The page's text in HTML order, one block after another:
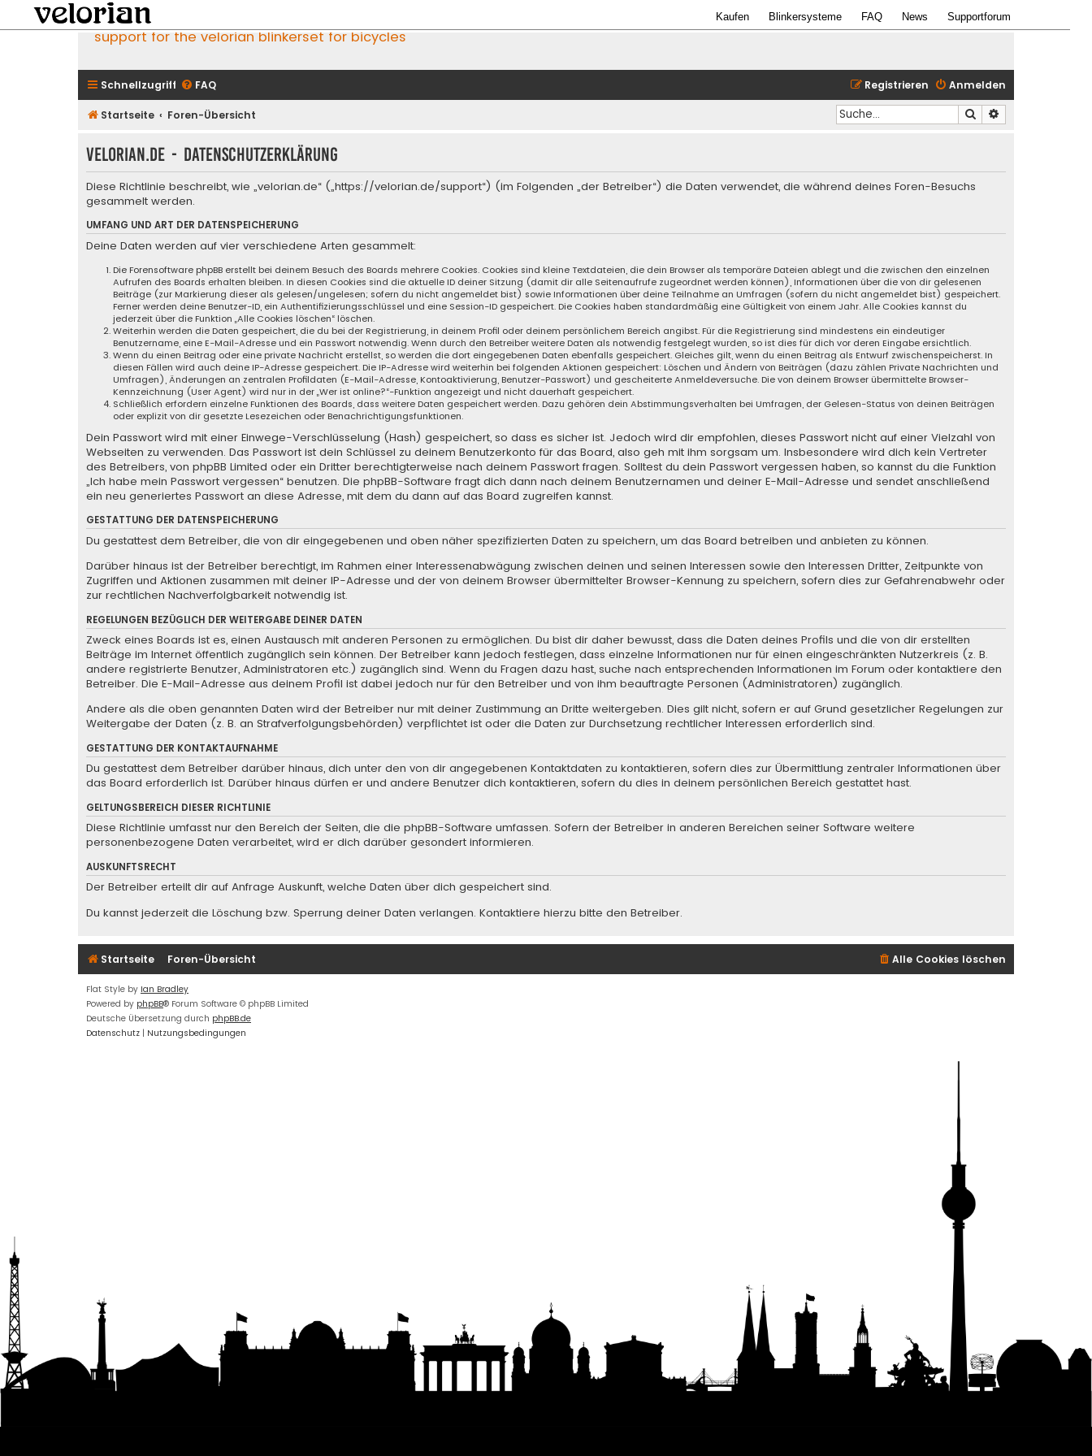
Kaufen Blinkersysteme FAQ News Supportforum
support for the velorian blinkerset for bicycles
Schnellzugriff FAQ Anmelden
Registrieren
Startseite Foren-Übersicht Suche
velorian.de - Datenschutzerklärung
Diese Richtlinie beschreibt, wie „velorian.de“ („https://velorian.de/support“) (im Folgenden „der Betreiber“) die Daten verwendet, die während deines Foren-Besuchs
gesammelt werden.
UMFANG UND ART DER DATENSPEICHERUNG
Deine Daten werden auf vier verschiedene Arten gesammelt:
Die Forensoftware phpBB erstellt bei deinem Besuch des Boards mehrere Cookies. Cookies sind kleine Textdateien, die dein Browser als temporäre Dateien ablegt und die zwischen den einzelnen
Aufrufen des Boards erhalten bleiben. In diesen Cookies sind die aktuelle ID deiner Sitzung (damit dir alle Seitenaufrufe zugeordnet werden können), Informationen über die von dir gelesenen
Beiträge (zur Markierung dieser als gelesen/ungelesen; sofern du nicht angemeldet bist) sowie Informationen über deine Teilnahme an Umfragen (sofern du nicht angemeldet bist) gespeichert.
Ferner werden deine Benutzer-ID, ein Authentifizierungsschlüssel und eine Session-ID gespeichert. Die Cookies haben standardmäßig eine Gültigkeit von einem Jahr. Alle Cookies kannst du
jederzeit über die Funktion „Alle Cookies löschen“ löschen.
Weiterhin werden die Daten gespeichert, die du bei der Registrierung, in deinem Profil oder deinem persönlichem Bereich angibst. Für die Registrierung sind mindestens ein eindeutiger
Benutzername, eine E-Mail-Adresse und ein Passwort notwendig. Wenn durch den Betreiber weitere Daten als notwendig festgelegt wurden, so ist dies für dich vor deren Eingabe ersichtlich.
Wenn du einen Beitrag oder eine private Nachricht erstellst, so werden die dort eingegebenen Daten ebenfalls gespeichert. Gleiches gilt, wenn du einen Beitrag als Entwurf zwischenspeicherst. In
diesen Fällen wird auch deine IP-Adresse gespeichert. Die IP-Adresse wird weiterhin bei folgenden Aktionen gespeichert: Löschen und Ändern von Beiträgen (dazu zählen Private Nachrichten und
Umfragen), Änderungen an zentralen Profildaten (E-Mail-Adresse, Kontoaktivierung, Benutzer-Passwort) und gescheiterte Anmeldeversuche. Die von deinem Browser übermittelte Browser-
Kennzeichnung (User Agent) wird nur in der „Wer ist online?“-Funktion angezeigt und nicht dauerhaft gespeichert.
Schließlich erfordern einzelne Funktionen des Boards, dass weitere Daten gespeichert werden. Dazu gehören dein Abstimmungsverhalten bei Umfragen, der Gelesen-Status von deinen Beiträgen
oder explizit von dir gesetzte Lesezeichen oder Benachrichtigungsfunktionen.
Dein Passwort wird mit einer Einwege-Verschlüsselung (Hash) gespeichert, so dass es sicher ist. Jedoch wird dir empfohlen, dieses Passwort nicht auf einer Vielzahl von
Webseiten zu verwenden. Das Passwort ist dein Schlüssel zu deinem Benutzerkonto für das Board, also geh mit ihm sorgsam um. Insbesondere wird dich kein Vertreter
des Betreibers, von phpBB Limited oder ein Dritter berechtigterweise nach deinem Passwort fragen. Solltest du dein Passwort vergessen haben, so kannst du die Funktion
„Ich habe mein Passwort vergessen“ benutzen. Die phpBB-Software fragt dich dann nach deinem Benutzernamen und deiner E-Mail-Adresse und sendet anschließend
ein neu generiertes Passwort an diese Adresse, mit dem du dann auf das Board zugreifen kannst.
GESTATTUNG DER DATENSPEICHERUNG
Du gestattest dem Betreiber, die von dir eingegebenen und oben näher spezifizierten Daten zu speichern, um das Board betreiben und anbieten zu können.
Darüber hinaus ist der Betreiber berechtigt, im Rahmen einer Interessenabwägung zwischen deinen und seinen Interessen sowie den Interessen Dritter, Zeitpunkte von
Zugriffen und Aktionen zusammen mit deiner IP-Adresse und der von deinem Browser übermittelter Browser-Kennung zu speichern, sofern dies zur Gefahrenabwehr oder
zur rechtlichen Nachverfolgbarkeit notwendig ist.
REGELUNGEN BEZÜGLICH DER WEITERGABE DEINER DATEN
Zweck eines Boards ist es, einen Austausch mit anderen Personen zu ermöglichen. Du bist dir daher bewusst, dass die Daten deines Profils und die von dir erstellten
Beiträge im Internet öffentlich zugänglich sein können. Der Betreiber kann jedoch festlegen, dass einzelne Informationen nur für einen eingeschränkten Nutzerkreis (z. B.
andere registrierte Benutzer, Administratoren etc.) zugänglich sind. Wenn du Fragen dazu hast, suche nach entsprechenden Informationen im Forum oder kontaktiere den
Betreiber. Die E-Mail-Adresse aus deinem Profil ist dabei jedoch nur für den Betreiber und von ihm beauftragte Personen (Administratoren) zugänglich.
Andere als die oben genannten Daten wird der Betreiber nur mit deiner Zustimmung an Dritte weitergeben. Dies gilt nicht, sofern er auf Grund gesetzlicher Regelungen zur
Weitergabe der Daten (z. B. an Strafverfolgungsbehörden) verpflichtet ist oder die Daten zur Durchsetzung rechtlicher Interessen erforderlich sind.
GESTATTUNG DER KONTAKTAUFNAHME
Du gestattest dem Betreiber darüber hinaus, dich unter den von dir angegebenen Kontaktdaten zu kontaktieren, sofern dies zur Übermittlung zentraler Informationen über
das Board erforderlich ist. Darüber hinaus dürfen er und andere Benutzer dich kontaktieren, sofern du dies in deinem persönlichen Bereich gestattet hast.
GELTUNGSBEREICH DIESER RICHTLINIE
Diese Richtlinie umfasst nur den Bereich der Seiten, die die phpBB-Software umfassen. Sofern der Betreiber in anderen Bereichen seiner Software weitere
personenbezogene Daten verarbeitet, wird er dich darüber gesondert informieren.
AUSKUNFTSRECHT
Der Betreiber erteilt dir auf Anfrage Auskunft, welche Daten über dich gespeichert sind.
Du kannst jederzeit die Löschung bzw. Sperrung deiner Daten verlangen. Kontaktiere hierzu bitte den Betreiber.
Startseite Foren-Übersicht Alle Cookies löschen
Flat Style by Ian Bradley
Powered by phpBB® Forum Software © phpBB Limited
Deutsche Übersetzung durch phpBB.de
Datenschutz | Nutzungsbedingungen